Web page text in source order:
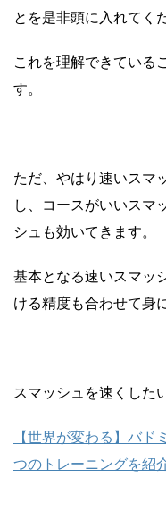
とを是非頭に入れてく
これを理解できている
す。
ただ、やはり速いスマ
し、コースがいいスマ
シュも効いてきます。
基本となる速いスマッ
ける精度も合わせて身
スマッシュを速くした
【世界が変わる】バ
つのトレーニングを紹介